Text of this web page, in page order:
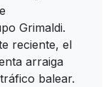
Grimaldi.
reciente, el
arraiga
balear.